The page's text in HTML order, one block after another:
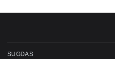
SUGDAS